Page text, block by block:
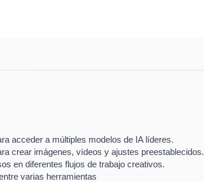
acceder a múltiples modelos de IA líderes.
crear imágenes, vídeos y ajustes preestablecidos.
en diferentes flujos de trabajo creativos.
varias herramientas